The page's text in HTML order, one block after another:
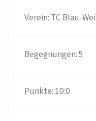
TC Blau-
5
10:0